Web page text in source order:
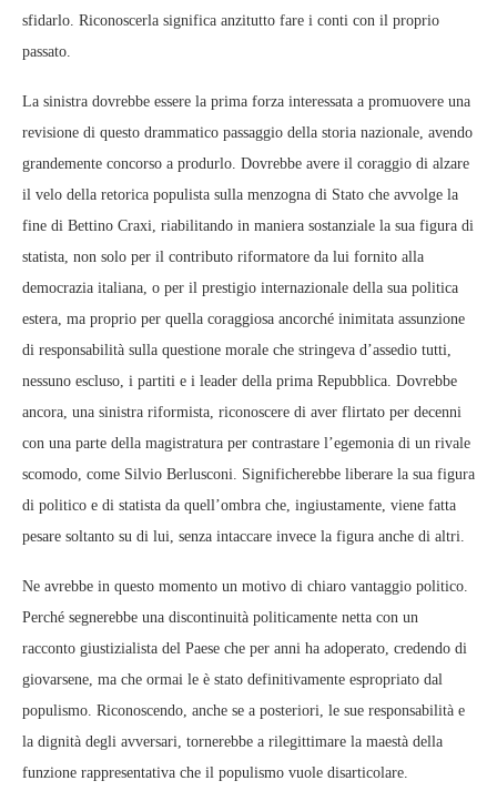
sfidarlo. Riconoscerla significa anzitutto fare i conti con il proprio
passato.
La sinistra dovrebbe essere la prima forza interessata a promuovere una
revisione di questo drammatico passaggio della storia nazionale, avendo
grandemente concorso a produrlo. Dovrebbe avere il coraggio di alzare
il velo della retorica populista sulla menzogna di Stato che avvolge la
fine di Bettino Craxi, riabilitando in maniera sostanziale la sua figura di
statista, non solo per il contributo riformatore da lui fornito alla
democrazia italiana, o per il prestigio internazionale della sua politica
estera, ma proprio per quella coraggiosa ancorché inimitata assunzione
di responsabilità sulla questione morale che stringeva d’assedio tutti,
nessuno escluso, i partiti e i leader della prima Repubblica. Dovrebbe
ancora, una sinistra riformista, riconoscere di aver flirtato per decenni
con una parte della magistratura per contrastare l’egemonia di un rivale
scomodo, come Silvio Berlusconi. Significherebbe liberare la sua figura
di politico e di statista da quell’ombra che, ingiustamente, viene fatta
pesare soltanto su di lui, senza intaccare invece la figura anche di altri.
Ne avrebbe in questo momento un motivo di chiaro vantaggio politico.
Perché segnerebbe una discontinuità politicamente netta con un
racconto giustizialista del Paese che per anni ha adoperato, credendo di
giovarsene, ma che ormai le è stato definitivamente espropriato dal
populismo. Riconoscendo, anche se a posteriori, le sue responsabilità e
la dignità degli avversari, tornerebbe a rilegittimare la maestà della
funzione rappresentativa che il populismo vuole disarticolare.